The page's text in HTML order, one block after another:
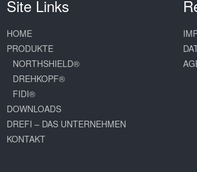
Site Links
HOME
PRODUKTE
NORTHSHIELD®
DREHKOPF®
FIDI®
DOWNLOADS
DREFI – DAS UNTERNEHMEN
KONTAKT